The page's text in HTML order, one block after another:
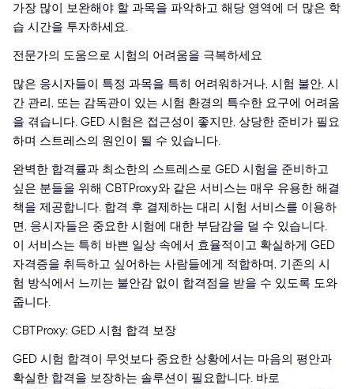
가장 많이 보완해야 할 과목을 파악하고 해당 영역에 더 많은 학
습 시간을 투자하세요.
전문가의 도움으로 시험의 어려움을 극복하세요
많은 응시자들이 특정 과목을 특히 어려워하거나, 시험 불안, 시
간 관리, 또는 감독관이 있는 시험 환경의 특수한 요구에 어려움
을 겪습니다. GED 시험은 접근성이 좋지만, 상당한 준비가 필요
하며 스트레스의 원인이 될 수 있습니다.
완벽한 합격률과 최소한의 스트레스로 GED 시험을 준비하고
싶은 분들을 위해 CBTProxy와 같은 서비스는 매우 유용한 해결
책을 제공합니다. 합격 후 결제하는 대리 시험 서비스를 이용하
면, 응시자들은 중요한 시험에 대한 부담감을 덜 수 있습니다.
이 서비스는 특히 바쁜 일상 속에서 효율적이고 확실하게 GED
자격증을 취득하고 싶어하는 사람들에게 적합하며, 기존의 시
험 방식에서 느끼는 불안감 없이 합격점을 받을 수 있도록 도와
줍니다.
CBTProxy: GED 시험 합격 보장
GED 시험 합격이 무엇보다 중요한 상황에서는 마음의 평안과
확실한 합격을 보장하는 솔루션이 필요합니다. 바로